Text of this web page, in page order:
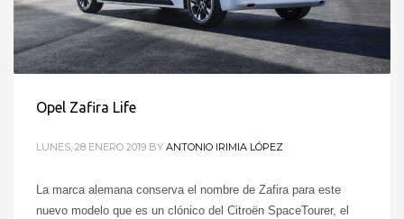
Opel Zafira Life
LUNES, 28 ENERO 2019 BY ANTONIO IRIMIA LÓPEZ
La marca alemana conserva el nombre de Zafira para este
nuevo modelo que es un clónico del Citroën SpaceTourer, el